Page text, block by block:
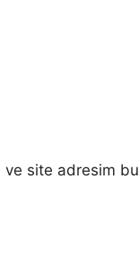
ve site adresim bu